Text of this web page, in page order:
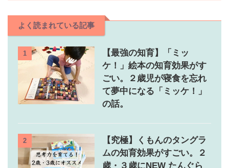
よく読まれている記事
1
【最強の知育】「ミッ
ケ！」絵本の知育効果がす
ごい。２歳児が寝食を忘れ
て夢中になる「ミッケ！」
の話。
2
【究極】くもんのタングラ
ムの知育効果がすごい。２
歳・３歳にNEW たんぐら